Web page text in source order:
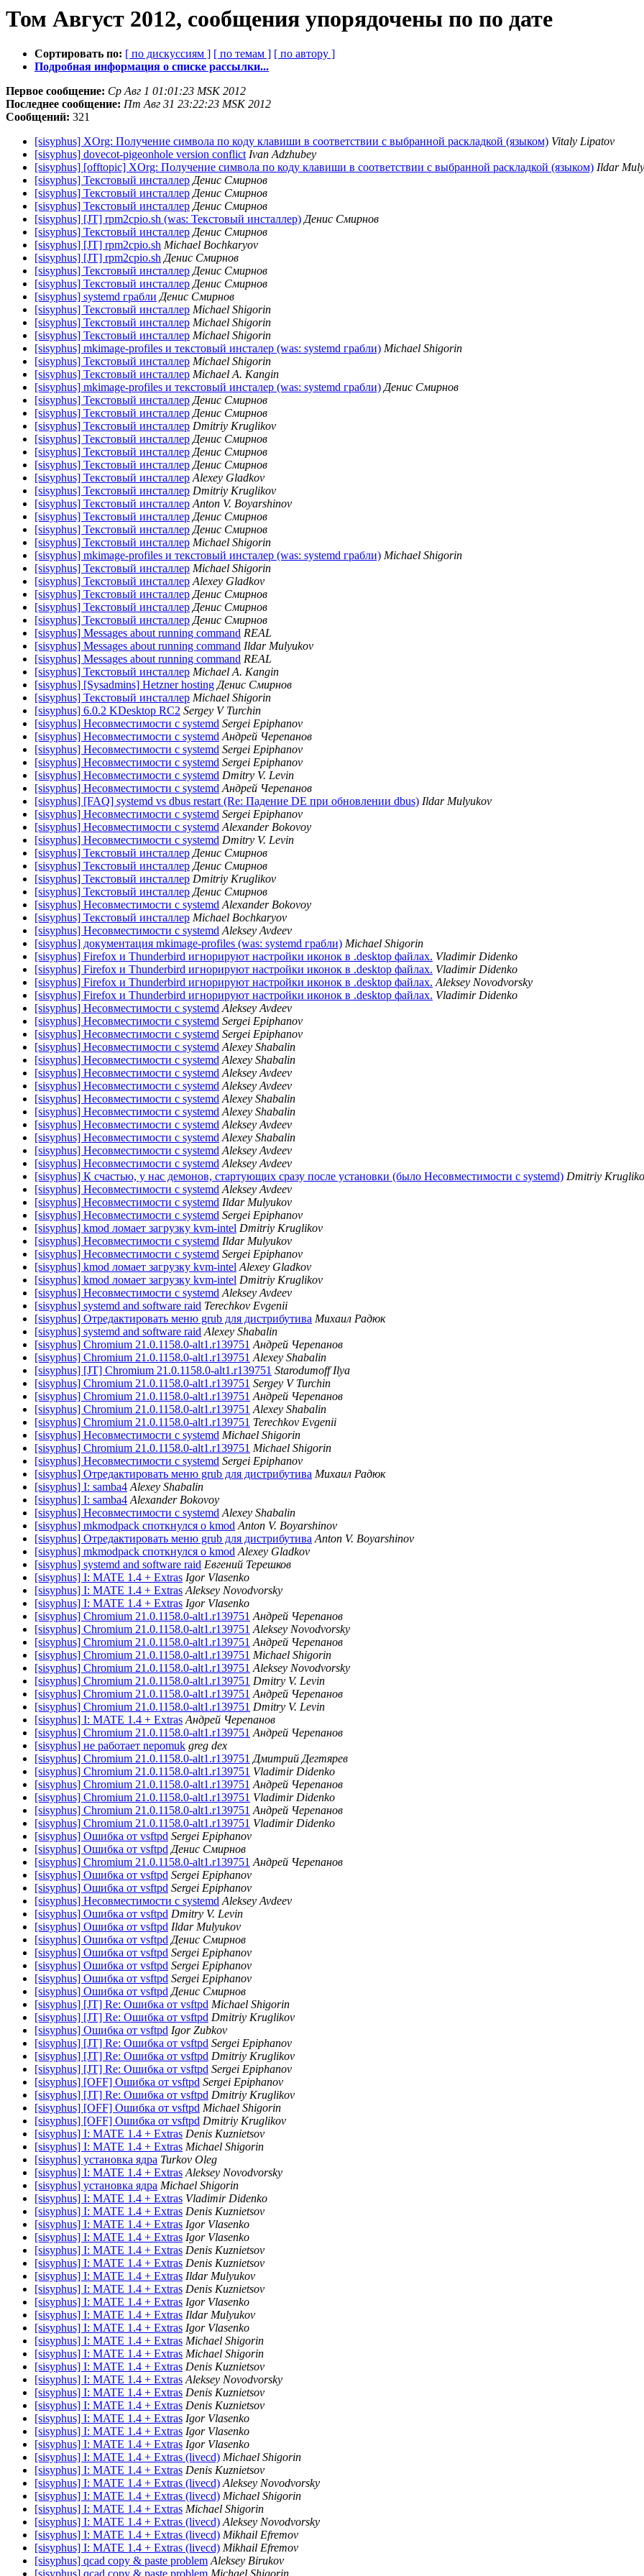
Том Август 2012, сообщения упорядочены по по дате
Сортировать по: [ по дискуссиям ] [ по темам ] [ по автору ]
Подробная информация о списке рассылки...
Первое сообщение: Ср Авг 1 01:01:23 MSK 2012
Последнее сообщение: Пт Авг 31 23:22:23 MSK 2012
Сообщений: 321
[sisyphus] XOrg: Получение символа по коду клавиши в соответствии с выбранной раскладкой (языком) Vitaly Lipatov
[sisyphus] dovecot-pigeonhole version conflict Ivan Adzhubey
[sisyphus] [offtopic] XOrg: Получение символа по коду клавиши в соответствии с выбранной раскладкой (языком) Ildar
[sisyphus] Текстовый инсталлер Денис Смирнов
[sisyphus] Текстовый инсталлер Денис Смирнов
[sisyphus] Текстовый инсталлер Денис Смирнов
[sisyphus] [JT] rpm2cpio.sh (was: Текстовый инсталлер) Денис Смирнов
[sisyphus] Текстовый инсталлер Денис Смирнов
[sisyphus] [JT] rpm2cpio.sh Michael Bochkaryov
[sisyphus] [JT] rpm2cpio.sh Денис Смирнов
[sisyphus] Текстовый инсталлер Денис Смирнов
[sisyphus] Текстовый инсталлер Денис Смирнов
[sisyphus] systemd грабли Денис Смирнов
[sisyphus] Текстовый инсталлер Michael Shigorin
[sisyphus] Текстовый инсталлер Michael Shigorin
[sisyphus] Текстовый инсталлер Michael Shigorin
[sisyphus] mkimage-profiles и текстовый инсталер (was: systemd грабли) Michael Shigorin
[sisyphus] Текстовый инсталлер Michael Shigorin
[sisyphus] Текстовый инсталлер Michael A. Kangin
[sisyphus] mkimage-profiles и текстовый инсталер (was: systemd грабли) Денис Смирнов
[sisyphus] Текстовый инсталлер Денис Смирнов
[sisyphus] Текстовый инсталлер Денис Смирнов
[sisyphus] Текстовый инсталлер Dmitriy Kruglikov
[sisyphus] Текстовый инсталлер Денис Смирнов
[sisyphus] Текстовый инсталлер Денис Смирнов
[sisyphus] Текстовый инсталлер Денис Смирнов
[sisyphus] Текстовый инсталлер Alexey Gladkov
[sisyphus] Текстовый инсталлер Dmitriy Kruglikov
[sisyphus] Текстовый инсталлер Anton V. Boyarshinov
[sisyphus] Текстовый инсталлер Денис Смирнов
[sisyphus] Текстовый инсталлер Денис Смирнов
[sisyphus] Текстовый инсталлер Michael Shigorin
[sisyphus] mkimage-profiles и текстовый инсталер (was: systemd грабли) Michael Shigorin
[sisyphus] Текстовый инсталлер Michael Shigorin
[sisyphus] Текстовый инсталлер Alexey Gladkov
[sisyphus] Текстовый инсталлер Денис Смирнов
[sisyphus] Текстовый инсталлер Денис Смирнов
[sisyphus] Текстовый инсталлер Денис Смирнов
[sisyphus] Messages about running command REAL
[sisyphus] Messages about running command Ildar Mulyukov
[sisyphus] Messages about running command REAL
[sisyphus] Текстовый инсталлер Michael A. Kangin
[sisyphus] [Sysadmins] Hetzner hosting Денис Смирнов
[sisyphus] Текстовый инсталлер Michael Shigorin
[sisyphus] 6.0.2 KDesktop RC2 Sergey V Turchin
[sisyphus] Несовместимости с systemd Sergei Epiphanov
[sisyphus] Несовместимости с systemd Андрей Черепанов
[sisyphus] Несовместимости с systemd Sergei Epiphanov
[sisyphus] Несовместимости с systemd Sergei Epiphanov
[sisyphus] Несовместимости с systemd Dmitry V. Levin
[sisyphus] Несовместимости с systemd Андрей Черепанов
[sisyphus] [FAQ] systemd vs dbus restart (Re: Падение DE при обновлении dbus) Ildar Mulyukov
[sisyphus] Несовместимости с systemd Sergei Epiphanov
[sisyphus] Несовместимости с systemd Alexander Bokovoy
[sisyphus] Несовместимости с systemd Dmitry V. Levin
[sisyphus] Текстовый инсталлер Денис Смирнов
[sisyphus] Текстовый инсталлер Денис Смирнов
[sisyphus] Текстовый инсталлер Dmitriy Kruglikov
[sisyphus] Текстовый инсталлер Денис Смирнов
[sisyphus] Несовместимости с systemd Alexander Bokovoy
[sisyphus] Текстовый инсталлер Michael Bochkaryov
[sisyphus] Несовместимости с systemd Aleksey Avdeev
[sisyphus] документация mkimage-profiles (was: systemd грабли) Michael Shigorin
[sisyphus] Firefox и Thunderbird игнорируют настройки иконок в .desktop файлах. Vladimir Didenko
[sisyphus] Firefox и Thunderbird игнорируют настройки иконок в .desktop файлах. Vladimir Didenko
[sisyphus] Firefox и Thunderbird игнорируют настройки иконок в .desktop файлах. Aleksey Novodvorsky
[sisyphus] Firefox и Thunderbird игнорируют настройки иконок в .desktop файлах. Vladimir Didenko
[sisyphus] Несовместимости с systemd Aleksey Avdeev
[sisyphus] Несовместимости с systemd Sergei Epiphanov
[sisyphus] Несовместимости с systemd Sergei Epiphanov
[sisyphus] Несовместимости с systemd Alexey Shabalin
[sisyphus] Несовместимости с systemd Alexey Shabalin
[sisyphus] Несовместимости с systemd Aleksey Avdeev
[sisyphus] Несовместимости с systemd Aleksey Avdeev
[sisyphus] Несовместимости с systemd Alexey Shabalin
[sisyphus] Несовместимости с systemd Alexey Shabalin
[sisyphus] Несовместимости с systemd Aleksey Avdeev
[sisyphus] Несовместимости с systemd Alexey Shabalin
[sisyphus] Несовместимости с systemd Aleksey Avdeev
[sisyphus] Несовместимости с systemd Aleksey Avdeev
[sisyphus] К счастью, у нас демонов, стартующих сразу после установки (было Несовместимости с systemd) Dmitriy
[sisyphus] Несовместимости с systemd Aleksey Avdeev
[sisyphus] Несовместимости с systemd Ildar Mulyukov
[sisyphus] Несовместимости с systemd Sergei Epiphanov
[sisyphus] kmod ломает загрузку kvm-intel Dmitriy Kruglikov
[sisyphus] Несовместимости с systemd Ildar Mulyukov
[sisyphus] Несовместимости с systemd Sergei Epiphanov
[sisyphus] kmod ломает загрузку kvm-intel Alexey Gladkov
[sisyphus] kmod ломает загрузку kvm-intel Dmitriy Kruglikov
[sisyphus] Несовместимости с systemd Aleksey Avdeev
[sisyphus] systemd and software raid Terechkov Evgenii
[sisyphus] Отредактировать меню grub для дистрибутива Михаил Радюк
[sisyphus] systemd and software raid Alexey Shabalin
[sisyphus] Chromium 21.0.1158.0-alt1.r139751 Андрей Черепанов
[sisyphus] Chromium 21.0.1158.0-alt1.r139751 Alexey Shabalin
[sisyphus] [JT] Chromium 21.0.1158.0-alt1.r139751 Starodumoff Ilya
[sisyphus] Chromium 21.0.1158.0-alt1.r139751 Sergey V Turchin
[sisyphus] Chromium 21.0.1158.0-alt1.r139751 Андрей Черепанов
[sisyphus] Chromium 21.0.1158.0-alt1.r139751 Alexey Shabalin
[sisyphus] Chromium 21.0.1158.0-alt1.r139751 Terechkov Evgenii
[sisyphus] Несовместимости с systemd Michael Shigorin
[sisyphus] Chromium 21.0.1158.0-alt1.r139751 Michael Shigorin
[sisyphus] Несовместимости с systemd Sergei Epiphanov
[sisyphus] Отредактировать меню grub для дистрибутива Михаил Радюк
[sisyphus] I: samba4 Alexey Shabalin
[sisyphus] I: samba4 Alexander Bokovoy
[sisyphus] Несовместимости с systemd Alexey Shabalin
[sisyphus] mkmodpack споткнулся о kmod Anton V. Boyarshinov
[sisyphus] Отредактировать меню grub для дистрибутива Anton V. Boyarshinov
[sisyphus] mkmodpack споткнулся о kmod Alexey Gladkov
[sisyphus] systemd and software raid Евгений Терешков
[sisyphus] I: MATE 1.4 + Extras Igor Vlasenko
[sisyphus] I: MATE 1.4 + Extras Aleksey Novodvorsky
[sisyphus] I: MATE 1.4 + Extras Igor Vlasenko
[sisyphus] Chromium 21.0.1158.0-alt1.r139751 Андрей Черепанов
[sisyphus] Chromium 21.0.1158.0-alt1.r139751 Aleksey Novodvorsky
[sisyphus] Chromium 21.0.1158.0-alt1.r139751 Андрей Черепанов
[sisyphus] Chromium 21.0.1158.0-alt1.r139751 Michael Shigorin
[sisyphus] Chromium 21.0.1158.0-alt1.r139751 Aleksey Novodvorsky
[sisyphus] Chromium 21.0.1158.0-alt1.r139751 Dmitry V. Levin
[sisyphus] Chromium 21.0.1158.0-alt1.r139751 Андрей Черепанов
[sisyphus] Chromium 21.0.1158.0-alt1.r139751 Dmitry V. Levin
[sisyphus] I: MATE 1.4 + Extras Андрей Черепанов
[sisyphus] Chromium 21.0.1158.0-alt1.r139751 Андрей Черепанов
[sisyphus] не работает nepomuk greg dex
[sisyphus] Chromium 21.0.1158.0-alt1.r139751 Дмитрий Дегтярев
[sisyphus] Chromium 21.0.1158.0-alt1.r139751 Vladimir Didenko
[sisyphus] Chromium 21.0.1158.0-alt1.r139751 Андрей Черепанов
[sisyphus] Chromium 21.0.1158.0-alt1.r139751 Vladimir Didenko
[sisyphus] Chromium 21.0.1158.0-alt1.r139751 Андрей Черепанов
[sisyphus] Chromium 21.0.1158.0-alt1.r139751 Vladimir Didenko
[sisyphus] Ошибка от vsftpd Sergei Epiphanov
[sisyphus] Ошибка от vsftpd Денис Смирнов
[sisyphus] Chromium 21.0.1158.0-alt1.r139751 Андрей Черепанов
[sisyphus] Ошибка от vsftpd Sergei Epiphanov
[sisyphus] Ошибка от vsftpd Sergei Epiphanov
[sisyphus] Несовместимости с systemd Aleksey Avdeev
[sisyphus] Ошибка от vsftpd Dmitry V. Levin
[sisyphus] Ошибка от vsftpd Ildar Mulyukov
[sisyphus] Ошибка от vsftpd Денис Смирнов
[sisyphus] Ошибка от vsftpd Sergei Epiphanov
[sisyphus] Ошибка от vsftpd Sergei Epiphanov
[sisyphus] Ошибка от vsftpd Sergei Epiphanov
[sisyphus] Ошибка от vsftpd Денис Смирнов
[sisyphus] [JT] Re: Ошибка от vsftpd Michael Shigorin
[sisyphus] [JT] Re: Ошибка от vsftpd Dmitriy Kruglikov
[sisyphus] Ошибка от vsftpd Igor Zubkov
[sisyphus] [JT] Re: Ошибка от vsftpd Sergei Epiphanov
[sisyphus] [JT] Re: Ошибка от vsftpd Dmitriy Kruglikov
[sisyphus] [JT] Re: Ошибка от vsftpd Sergei Epiphanov
[sisyphus] [OFF] Ошибка от vsftpd Sergei Epiphanov
[sisyphus] [JT] Re: Ошибка от vsftpd Dmitriy Kruglikov
[sisyphus] [OFF] Ошибка от vsftpd Michael Shigorin
[sisyphus] [OFF] Ошибка от vsftpd Dmitriy Kruglikov
[sisyphus] I: MATE 1.4 + Extras Denis Kuznietsov
[sisyphus] I: MATE 1.4 + Extras Michael Shigorin
[sisyphus] установка ядра Turkov Oleg
[sisyphus] I: MATE 1.4 + Extras Aleksey Novodvorsky
[sisyphus] установка ядра Michael Shigorin
[sisyphus] I: MATE 1.4 + Extras Vladimir Didenko
[sisyphus] I: MATE 1.4 + Extras Denis Kuznietsov
[sisyphus] I: MATE 1.4 + Extras Igor Vlasenko
[sisyphus] I: MATE 1.4 + Extras Igor Vlasenko
[sisyphus] I: MATE 1.4 + Extras Denis Kuznietsov
[sisyphus] I: MATE 1.4 + Extras Denis Kuznietsov
[sisyphus] I: MATE 1.4 + Extras Ildar Mulyukov
[sisyphus] I: MATE 1.4 + Extras Denis Kuznietsov
[sisyphus] I: MATE 1.4 + Extras Igor Vlasenko
[sisyphus] I: MATE 1.4 + Extras Ildar Mulyukov
[sisyphus] I: MATE 1.4 + Extras Igor Vlasenko
[sisyphus] I: MATE 1.4 + Extras Michael Shigorin
[sisyphus] I: MATE 1.4 + Extras Michael Shigorin
[sisyphus] I: MATE 1.4 + Extras Denis Kuznietsov
[sisyphus] I: MATE 1.4 + Extras Aleksey Novodvorsky
[sisyphus] I: MATE 1.4 + Extras Denis Kuznietsov
[sisyphus] I: MATE 1.4 + Extras Denis Kuznietsov
[sisyphus] I: MATE 1.4 + Extras Igor Vlasenko
[sisyphus] I: MATE 1.4 + Extras Igor Vlasenko
[sisyphus] I: MATE 1.4 + Extras Igor Vlasenko
[sisyphus] I: MATE 1.4 + Extras (livecd) Michael Shigorin
[sisyphus] I: MATE 1.4 + Extras Denis Kuznietsov
[sisyphus] I: MATE 1.4 + Extras (livecd) Aleksey Novodvorsky
[sisyphus] I: MATE 1.4 + Extras (livecd) Michael Shigorin
[sisyphus] I: MATE 1.4 + Extras Michael Shigorin
[sisyphus] I: MATE 1.4 + Extras (livecd) Aleksey Novodvorsky
[sisyphus] I: MATE 1.4 + Extras (livecd) Mikhail Efremov
[sisyphus] I: MATE 1.4 + Extras (livecd) Mikhail Efremov
[sisyphus] qcad copy & paste problem Aleksey Birukov